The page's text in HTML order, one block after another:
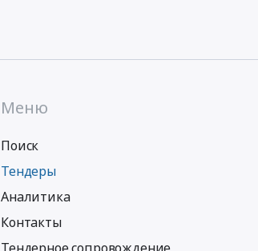
Меню
Поиск
Тендеры
Аналитика
Контакты